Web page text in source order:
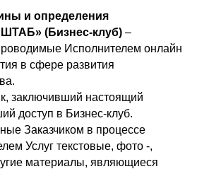
и определения
(Бизнес-клуб) –
Исполнителем онлайн
в сфере развития
заключивший настоящий
доступ в Бизнес-клуб.
Заказчиком в процессе
Услуг текстовые, фото -,
материалы, являющиеся